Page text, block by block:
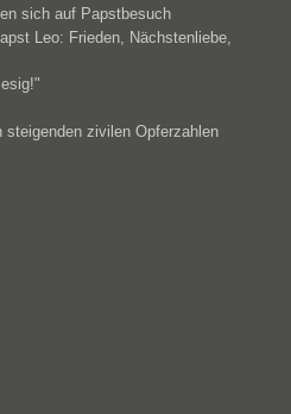
sich auf Papstbesuch
Leo: Frieden, Nächstenliebe,
zivilen Opferzahlen